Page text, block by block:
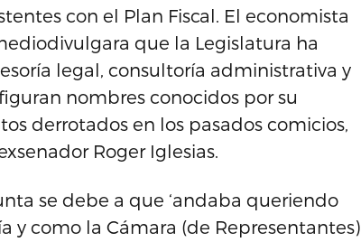
con el Plan Fiscal. El economista
que la Legislatura ha
legal, consultoría administrativa y
nombres conocidos por su
derrotados en los pasados comicios,
Roger Iglesias.
se debe a que ‘andaba queriendo
y como la Cámara (de Representantes)